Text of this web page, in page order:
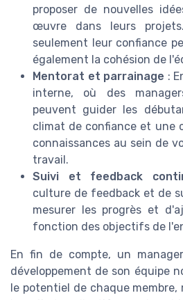
proposer de nouvelles
œuvre dans leurs
seulement leur confiance
également la cohésion de
Mentorat et parrainage :
interne, où des
peuvent guider les
climat de confiance et une
connaissances au sein de
travail.
Suivi et feedback
culture de feedback et de
mesurer les progrès et
fonction des objectifs de
En fin de compte, un
développement de son équipe
le potentiel de chaque membre,